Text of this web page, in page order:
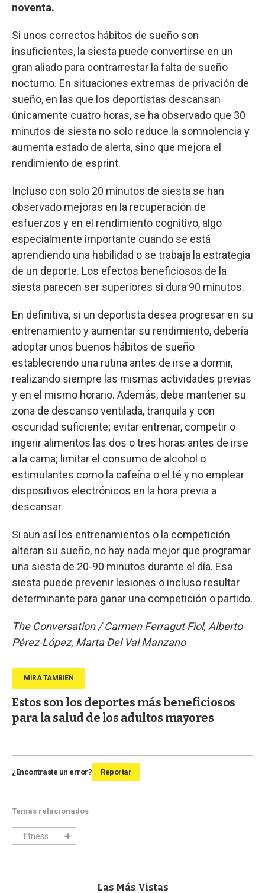
noventa.
Si unos correctos hábitos de sueño son
insuficientes, la siesta puede convertirse en un
gran aliado para contrarrestar la falta de sueño
nocturno. En situaciones extremas de privación de
sueño, en las que los deportistas descansan
únicamente cuatro horas, se ha observado que 30
minutos de siesta no solo reduce la somnolencia y
aumenta estado de alerta, sino que mejora el
rendimiento de esprint.
Incluso con solo 20 minutos de siesta se han
observado mejoras en la recuperación de
esfuerzos y en el rendimiento cognitivo, algo
especialmente importante cuando se está
aprendiendo una habilidad o se trabaja la estrategia
de un deporte. Los efectos beneficiosos de la
siesta parecen ser superiores si dura 90 minutos.
En definitiva, si un deportista desea progresar en su
entrenamiento y aumentar su rendimiento, debería
adoptar unos buenos hábitos de sueño
estableciendo una rutina antes de irse a dormir,
realizando siempre las mismas actividades previas
y en el mismo horario. Además, debe mantener su
zona de descanso ventilada, tranquila y con
oscuridad suficiente; evitar entrenar, competir o
ingerir alimentos las dos o tres horas antes de irse
a la cama; limitar el consumo de alcohol o
estimulantes como la cafeína o el té y no emplear
dispositivos electrónicos en la hora previa a
descansar.
Si aun así los entrenamientos o la competición
alteran su sueño, no hay nada mejor que programar
una siesta de 20-90 minutos durante el día. Esa
siesta puede prevenir lesiones o incluso resultar
determinante para ganar una competición o partido.
The Conversation / Carmen Ferragut Fiol, Alberto
Pérez-López, Marta Del Val Manzano
Estos son los deportes más beneficiosos
para la salud de los adultos mayores
¿Encontraste un error? Reportar
Temas relacionados
fitness
Las Más Vistas